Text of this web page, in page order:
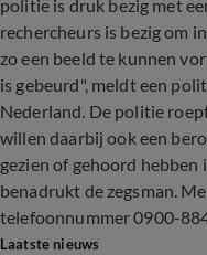
politie is druk bezig met
rechercheurs is bezig om
zo een beeld te kunnen
is gebeurd", meldt een
Nederland. De politie
willen daarbij ook een
gezien of gehoord hebben
benadrukt de zegsman.
telefoonnummer 0900-
Laatste nieuws